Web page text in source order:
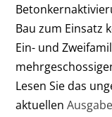
Bau zum Einsatz
Ein- und
Lesen Sie das
aktuellen